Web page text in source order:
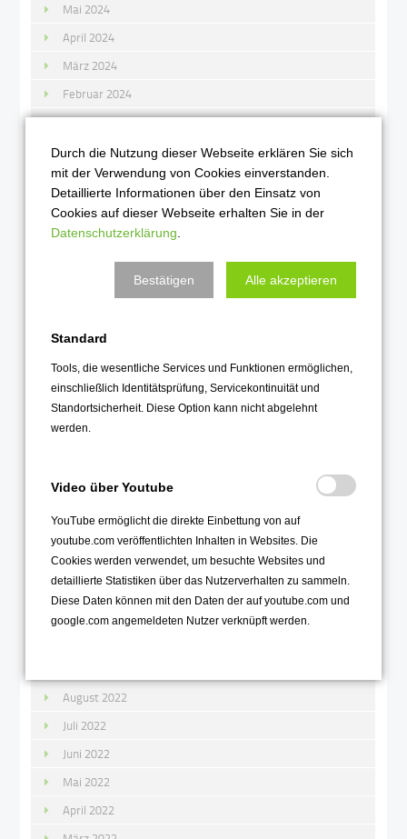
Mai 2024
April 2024
März 2024
Februar 2024
Januar 2024
2023
Dezember 2023
November 2023
September 2023
Juli 2023
Juni 2023
Mai 2023
April 2023
Februar 2023
Dezember 2022
November 2022
August 2022
Juli 2022
Juni 2022
Mai 2022
April 2022
Durch die Nutzung dieser Webseite erklären Sie sich
mit der Verwendung von Cookies einverstanden.
Detaillierte Informationen über den Einsatz von
Cookies auf dieser Webseite erhalten Sie in der
Datenschutzerklärung
Bestätigen Alle akzeptieren
Standard
Tools, die wesentliche Services und Funktionen ermöglichen,
einschließlich Identitätsprüfung, Servicekontinuität und
Standortsicherheit. Diese Option kann nicht abgelehnt
werden.
Video über Youtube
YouTube ermöglicht die direkte Einbettung von auf
youtube.com veröffentlichten Inhalten in Websites. Die
Cookies werden verwendet, um besuchte Websites und
detaillierte Statistiken über das Nutzerverhalten zu sammeln.
Diese Daten können mit den Daten der auf youtube.com und
google.com angemeldeten Nutzer verknüpft werden.